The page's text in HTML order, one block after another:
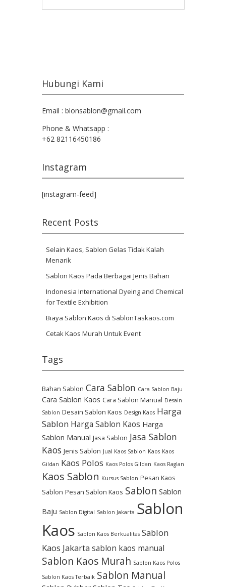
Hubungi Kami
Email : blonsablon@gmail.com
Phone & Whatsapp :
+62 82116450186
Instagram
[instagram-feed]
Recent Posts
Selain Kaos, Sablon Gelas Tidak Kalah
Menarik
Sablon Kaos Pada Berbagai Jenis Bahan
Indonesia International Dyeing and Chemical
for Textile Exhibition
Biaya Sablon Kaos di SablonTaskaos.com
Cetak Kaos Murah Untuk Event
Tags
Bahan Sablon Cara Sablon Cara Sablon Baju
Cara Sablon Kaos Cara Sablon Manual Desain
Sablon Desain Sablon Kaos Design Kaos Harga
Sablon Harga Sablon Kaos Harga
Sablon Manual Jasa Sablon Jasa Sablon
Kaos Jenis Sablon Jual Kaos Sablon Kaos Kaos
Gildan Kaos Polos Kaos Polos Gildan Kaos Raglan
Kaos Sablon Kursus Sablon Pesan Kaos
Sablon Pesan Sablon Kaos Sablon Sablon
Baju Sablon Digital Sablon Jakarta Sablon
Kaos Sablon Kaos Berkualitas Sablon
Kaos Jakarta sablon kaos manual
Sablon Kaos Murah Sablon Kaos Polos
Sablon Kaos Terbaik Sablon Manual